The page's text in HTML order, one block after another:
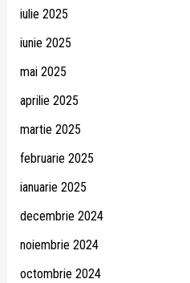
iulie 2025
iunie 2025
mai 2025
aprilie 2025
martie 2025
februarie 2025
ianuarie 2025
decembrie 2024
noiembrie 2024
octombrie 2024